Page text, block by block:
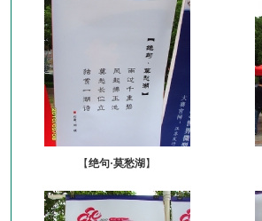
【绝句·莫愁湖 】